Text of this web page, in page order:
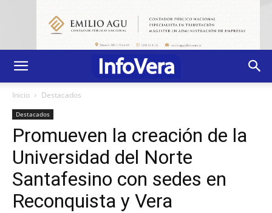
Inicio Destacados
Destacados
Promueven la creación de la
Universidad del Norte
Santafesino con sedes en
Reconquista y Vera